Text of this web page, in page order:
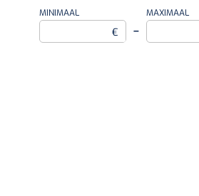
MINIMAAL
€ –
MAXIMAAL